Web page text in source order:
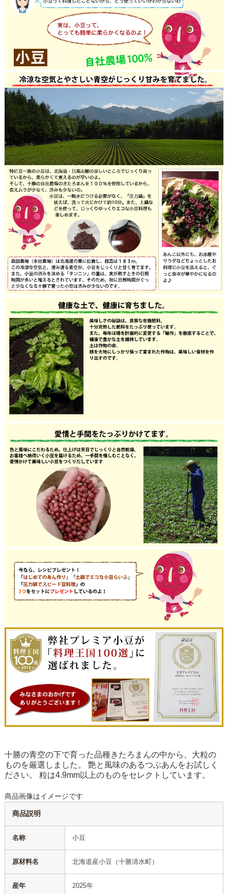
十勝の青空の下で育った品種きたろまんの中から、大粒の
ものを厳選しました。 艶と風味のあるつぶあんをお試しく
ださい。 粒は4.9mm以上のものをセレクトしています。
商品画像はイメージです
商品説明
名称 小豆
原材料名 北海道産小豆（十勝清水町）
産年 2025年